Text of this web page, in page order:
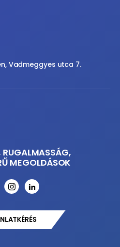
Vadmeggyes utca 7.
RUGALMASSÁG,
MEGOLDÁSOK